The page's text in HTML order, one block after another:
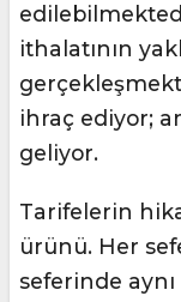
ithalatının
ihraç ediyor;
geliyor.
Tarifelerin
ürünü. Her
seferinde